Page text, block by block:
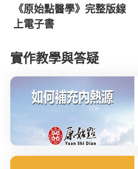
《原始點醫學》完整版線
上電子書
實作教學與答疑